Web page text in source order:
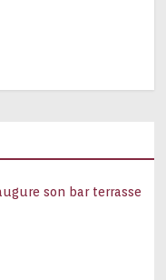
son bar terrasse